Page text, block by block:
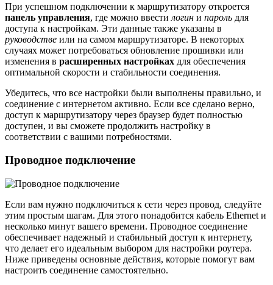
При успешном подключении к маршрутизатору откроется
панель управления, где можно ввести логин и пароль для
доступа к настройкам. Эти данные также указаны в
руководстве или на самом маршрутизаторе. В некоторых
случаях может потребоваться обновление прошивки или
изменения в расширенных настройках для обеспечения
оптимальной скорости и стабильности соединения.
Убедитесь, что все настройки были выполнены правильно, и
соединение с интернетом активно. Если все сделано верно,
доступ к маршрутизатору через браузер будет полностью
доступен, и вы сможете продолжить настройку в
соответствии с вашими потребностями.
Проводное подключение
Если вам нужно подключиться к сети через провод, следуйте
этим простым шагам. Для этого понадобится кабель Ethernet и
несколько минут вашего времени. Проводное соединение
обеспечивает надежный и стабильный доступ к интернету,
что делает его идеальным выбором для настройки роутера.
Ниже приведены основные действия, которые помогут вам
настроить соединение самостоятельно.